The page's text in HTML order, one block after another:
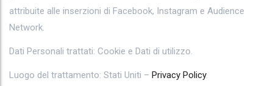
attribuite alle inserzioni di Facebook, Instagram e Audience
Network.
Dati Personali trattati: Cookie e Dati di utilizzo.
Luogo del trattamento: Stati Uniti – Privacy Policy.